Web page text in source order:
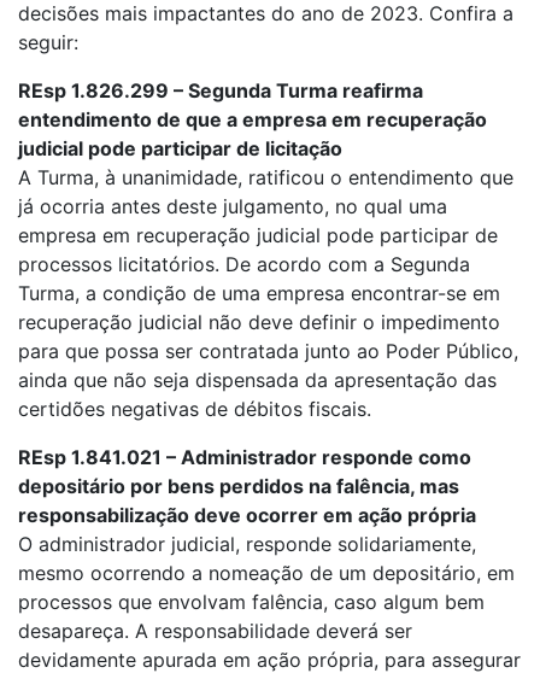
decisões mais impactantes do ano de 2023. Confira a
seguir:
REsp 1.826.299 – Segunda Turma reafirma
entendimento de que a empresa em recuperação
judicial pode participar de licitação
A Turma, à unanimidade, ratificou o entendimento que
já ocorria antes deste julgamento, no qual uma
empresa em recuperação judicial pode participar de
processos licitatórios. De acordo com a Segunda
Turma, a condição de uma empresa encontrar-se em
recuperação judicial não deve definir o impedimento
para que possa ser contratada junto ao Poder Público,
ainda que não seja dispensada da apresentação das
certidões negativas de débitos fiscais.
REsp 1.841.021 – Administrador responde como
depositário por bens perdidos na falência, mas
responsabilização deve ocorrer em ação própria
O administrador judicial, responde solidariamente,
mesmo ocorrendo a nomeação de um depositário, em
processos que envolvam falência, caso algum bem
desapareça. A responsabilidade deverá ser
devidamente apurada em ação própria, para assegurar